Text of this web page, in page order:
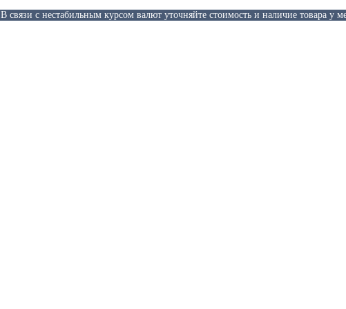
В связи с нестабильным курсом валют уточняйте стоимость и наличие товара у